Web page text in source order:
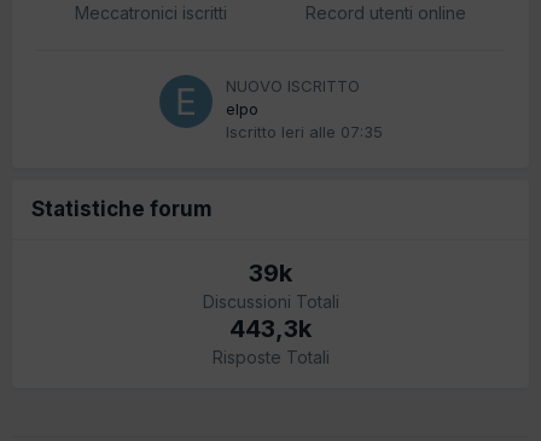
Meccatronici iscritti Record utenti online
NUOVO ISCRITTO
elpo
Iscritto Ieri alle 07:35
Statistiche forum
39k
Discussioni Totali
443,3k
Risposte Totali